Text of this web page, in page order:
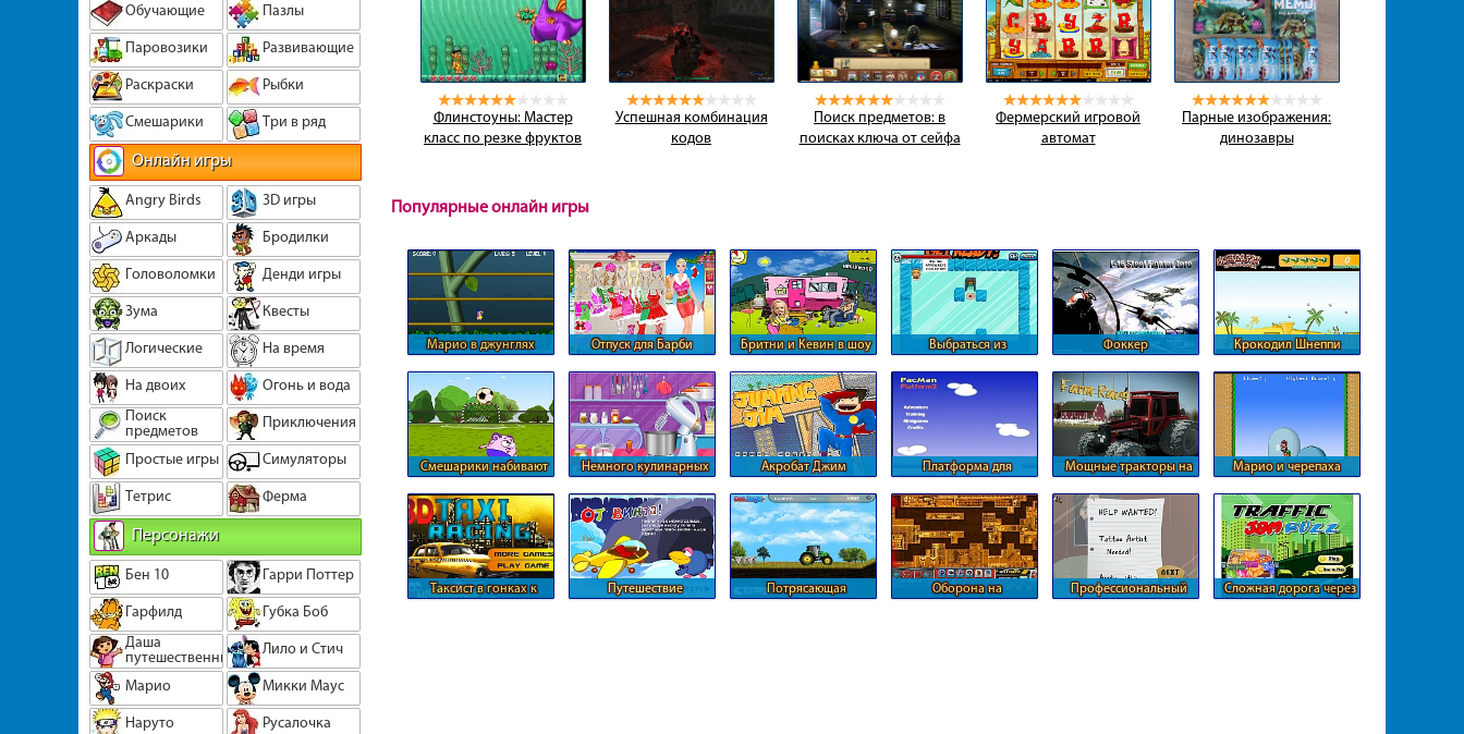
Обучающие
Пазлы
Паровозики
Развивающие
Раскраски
Рыбки
Смешарики
Три в ряд
Онлайн игры
Angry Birds
3D игры
Аркады
Бродилки
Головоломки
Денди игры
Зума
Квесты
Логические
На время
На двоих
Огонь и вода
Поиск
предметов
Приключения
Простые игры
Симуляторы
Тетрис
Ферма
Персонажи
Бен 10
Гарри Поттер
Гарфилд
Губка Боб
Даша
путешественница
Лило и Стич
Марио
Микки Маус
Наруто
Русалочка
Флинстоуны: Мастер
класс по резке фруктов
Успешная комбинация
кодов
Поиск предметов: в
поисках ключа от сейфа
Фермерский игровой
автомат
Парные изображения:
динозавры
Популярные онлайн игры
Марио в джунглях Отпуск для Барби
Бритни и Кевин в шоу
Выбраться из
Фоккер Крокодил Шнеппи
Смешарики набивают
Немного кулинарных
Акробат Джим
Платформа для
Мощные тракторы на
Марио и черепаха
Таксист в гонках к
Путешествие
Потрясающая
Оборона на
Профессиональный
Сложная дорога через